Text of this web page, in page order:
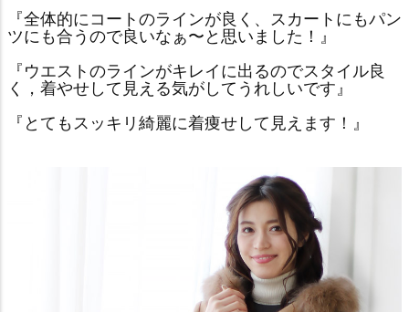
『全体的にコートのラインが良く、スカートにもパン
ツにも合うので良いなぁ〜と思いました！』
『ウエストのラインがキレイに出るのでスタイル良
く，着やせして見える気がしてうれしいです』
『とてもスッキリ綺麗に着痩せして見えます！』